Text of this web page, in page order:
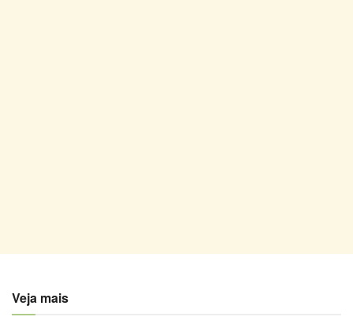
Veja mais